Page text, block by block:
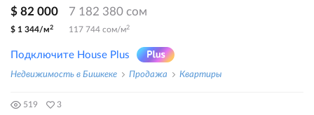
$ 82 000 7 182 380 сом
$ 1 344/м2 117 744 сом/м2
Подключите House Plus
Недвижимость в Бишкеке Продажа Квартиры
519 3